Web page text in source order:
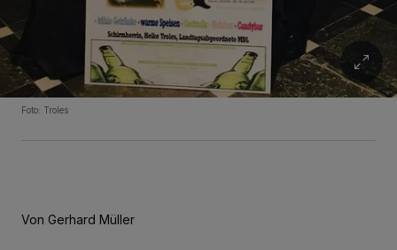
Foto: Troles
Von Gerhard Müller